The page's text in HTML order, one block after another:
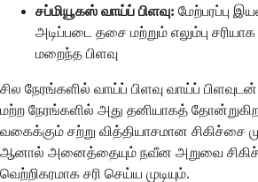
சப்மியூகஸ் வாய்ப் பிளவு: மேற்பரப்பு
அடிப்படை தசை மற்றும் எலும்பு
மறைந்த பிளவு
சில நேரங்களில் வாய்ப் பிளவு வாய்ப் பிளவுடன்
மற்ற நேரங்களில் அது தனியாகத்
வகைக்கும் சற்று வித்தியாசமான சிகிச்சை
ஆனால் அனைத்தையும் நவீன அறுவை
வெற்றிகரமாக சரி செய்ய முடியும்.